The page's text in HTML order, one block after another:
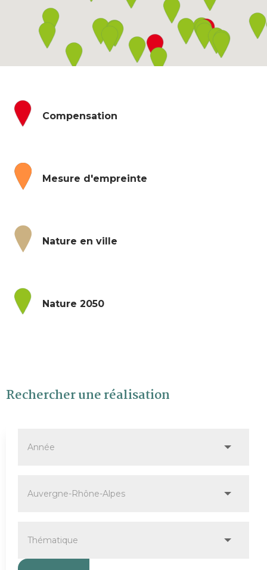
Compensation
Mesure d'empreinte
Nature en ville
Nature 2050
Rechercher une réalisation